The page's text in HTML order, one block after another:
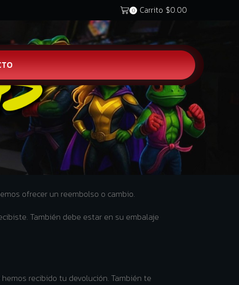
0 Carrito $0.00
ofrecer un reembolso o cambio.
También debe estar en su embalaje
recibido tu devolución. También te